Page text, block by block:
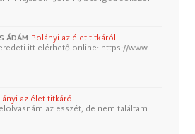
ÁDÁM Polányi az élet titkáról
itt elérhető online: https://www.…
az élet titkáról
az esszét, de nem találtam.